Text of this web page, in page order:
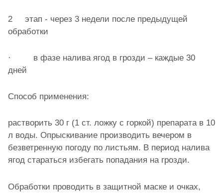
2 этап - через 3 недели после предыдущей
обработки
· в фазе налива ягод в грозди – каждые 30
дней
Способ применения:
растворить 30 г (1 ст. ложку с горкой) препарата в 10
л воды. Опрыскивание производить вечером в
безветренную погоду по листьям. В период налива
ягод стараться избегать попадания на грозди.
Обработки проводить в защитной маске и очках,